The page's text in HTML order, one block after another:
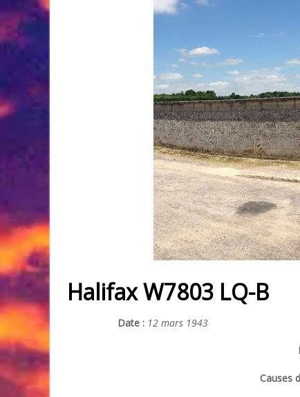
Halifax W7803 LQ-B
Date : 12 mars 1943
Causes